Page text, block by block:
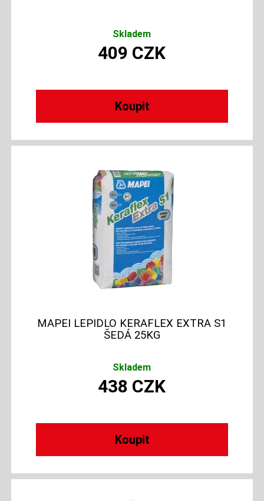
Skladem
409 CZK
MAPEI LEPIDLO KERAFLEX EXTRA S1
ŠEDÁ 25KG
Skladem
438 CZK